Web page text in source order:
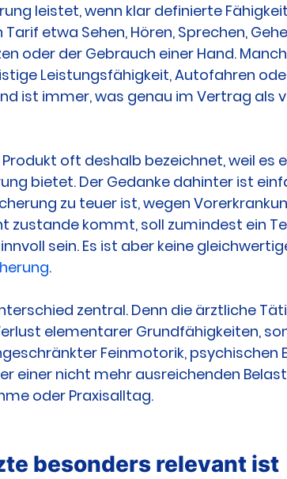
leistet, wenn klar definierte
etwa Sehen, Hören, Sprechen,
oder der Gebrauch einer Hand.
Leistungsfähigkeit, Autofahren
ist immer, was genau im Vertrag als
oft deshalb bezeichnet, weil es
bietet. Der Gedanke dahinter ist
zu teuer ist, wegen
zustande kommt, soll zumindest ein
sein. Es ist aber keine
.
zentral. Denn die ärztliche
elementarer Grundfähigkeiten,
Feinmotorik, psychischen
einer nicht mehr ausreichenden
oder Praxisalltag.
besonders relevant ist